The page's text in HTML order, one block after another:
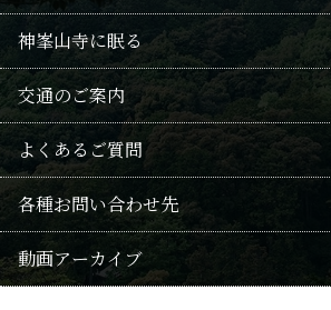
回向供養法要のご案内
修験の記録
山岳信仰
武士・豪商の関係
拝仏
仏像たち
本尊毘沙門天
阿弥陀信仰
修験
境内案内
御朱印・巡礼の地
授与品
おみくじ
歳時記(年中行事・花)
神峯山寺に眠る
供養
千日連続供養
供養法要・随時回向
遺骨葬
交通のご案内
よくあるご質問
各種お問い合わせ先
動画アーカイブ